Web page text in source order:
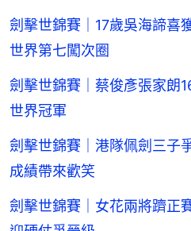
劍擊世錦賽｜17歲吳海諦
世界第七闖次圈
劍擊世錦賽｜蔡俊彥張家
世界冠軍
劍擊世錦賽｜港隊佩劍三
成績帶來歡笑
劍擊世錦賽｜女花兩將躋